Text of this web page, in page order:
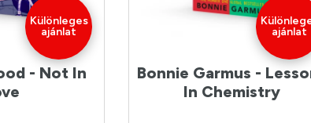
Különleges
ajánlat
- Not In
ajánlat
Bonnie Garmus -
In Chemistry